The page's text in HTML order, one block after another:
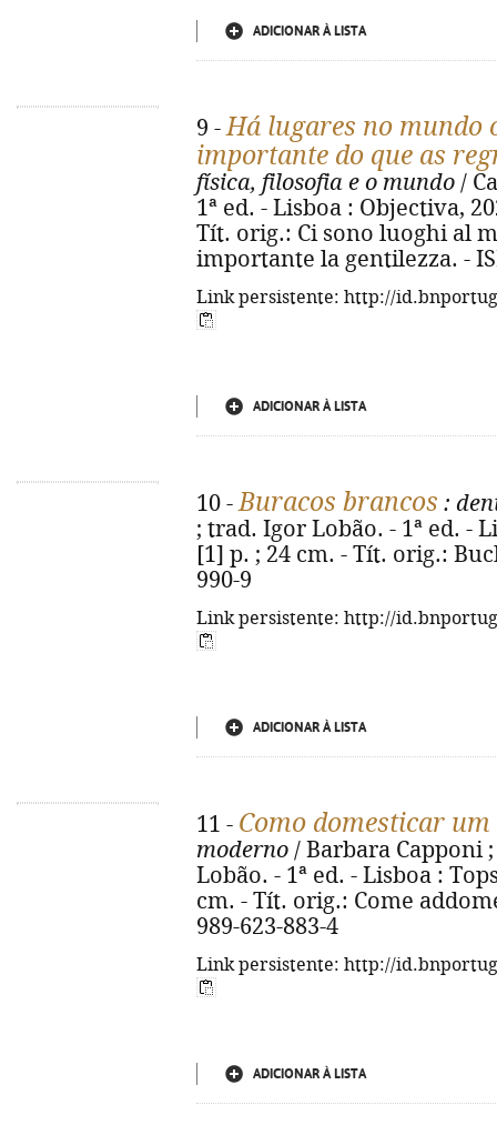
ADICIONAR À LISTA
9 -Há lugares no mundo
importante do que as
física, filosofia e o mundo /
1ª ed. - Lisboa : Objectiva,
Tít. orig.: Ci sono luoghi al
importante la gentilezza. -
Link persistente: http://
ADICIONAR À LISTA
10 -Buracos brancos :
; trad. Igor Lobão. - 1ª ed. -
[1] p. ; 24 cm. - Tít. orig.:
990-9
Link persistente: http://
ADICIONAR À LISTA
11 - Como domesticar
moderno / Barbara Capponi
Lobão. - 1ª ed. - Lisboa :
cm. - Tít. orig.: Come
989-623-883-4
Link persistente: http://
ADICIONAR À LISTA